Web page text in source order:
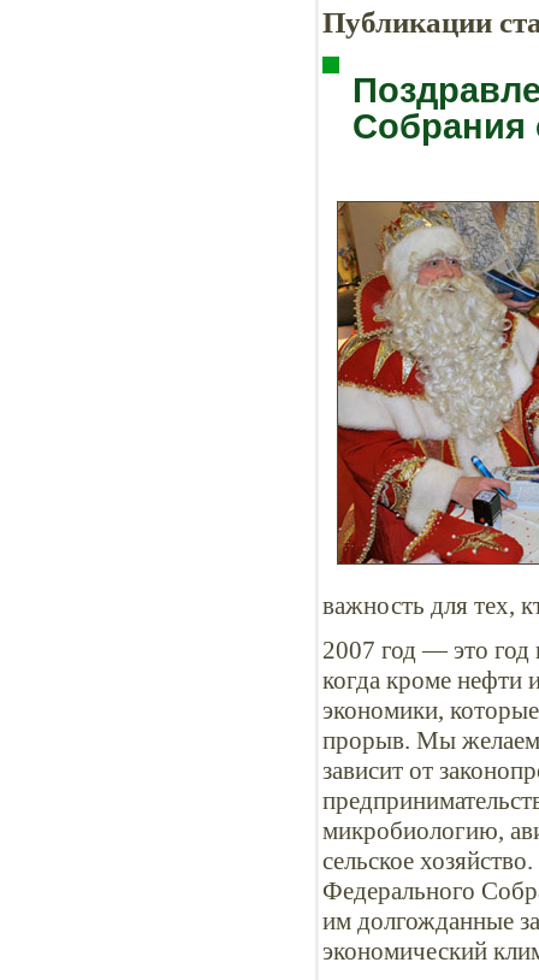
Публикации
Собрания
важность для тех,
2007 год — это год
когда кроме нефти
экономики,
прорыв. Мы желаем
зависит от
микробиологию,
сельское
Федерального
им долгожданные
экономический